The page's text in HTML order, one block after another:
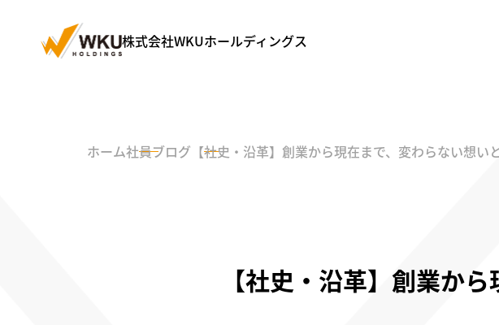
株式会社WKUホールディングス
ホーム社員ブログ 【社史・沿革】創業から現在まで、変わらない想い
【社史・沿革】創業か